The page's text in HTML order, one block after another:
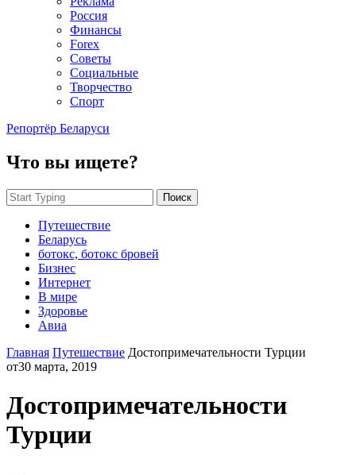
Россия
Финансы
Forex
Советы
Социальные
Творчество
Спорт
Репортёр Беларуси
Что вы ищете?
Поиск
Путешествие
Беларусь
ботокс, ботокс бровей
Бизнес
Интернет
В мире
Здоровье
Авиа
Главная Путешествие Достопримечательности Турции
от30 марта, 2019
Достопримечательности
Турции